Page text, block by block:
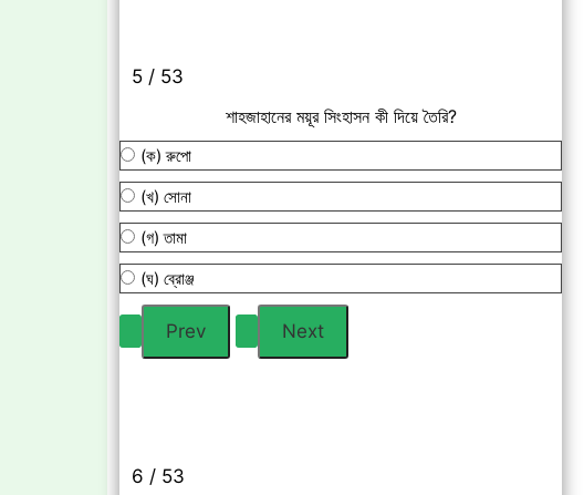
5 / 53
শাহজাহানের ময়ূর সিংহাসন কী দিয়ে তৈরি?
(ক) রুপো
(খ) সোনা
(গ) তামা
(ঘ) ব্রোঞ্জ
6 / 53